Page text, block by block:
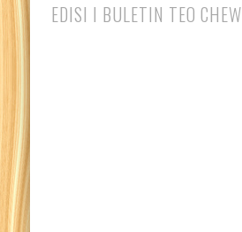
EDISI I BULETIN TEO CHEW